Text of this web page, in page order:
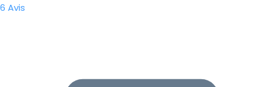
6 Avis